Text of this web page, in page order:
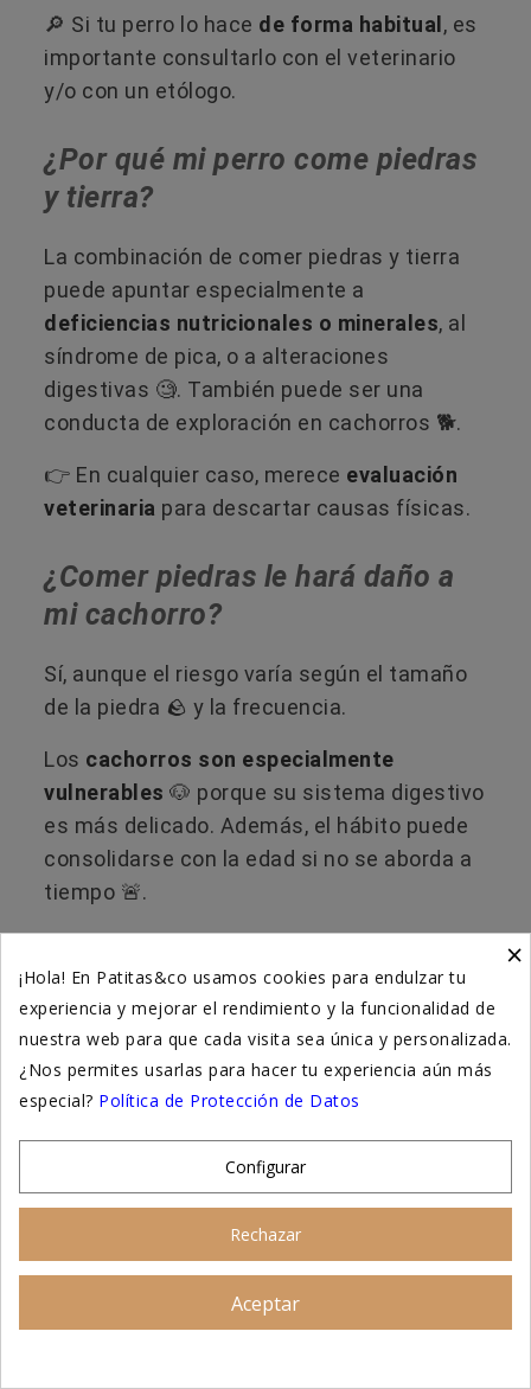
🔎​ Si tu perro lo hace de forma habitual , es
importante consultarlo con el veterinario
y/o con un etólogo.
¿Por qué mi perro come piedras
y tierra?
La combinación de comer piedras y tierra
puede apuntar especialmente a
deficiencias nutricionales o minerales, al
síndrome de pica, o a alteraciones
digestivas 🧐. También puede ser una
conducta de exploración en cachorros 🐕.
👉​ En cualquier caso, merece evaluación
veterinaria para descartar causas físicas.
¿Comer piedras le hará daño a
mi cachorro?
Sí, aunque el riesgo varía según el tamaño
de la piedra 🪨 y la frecuencia.
Los cachorros son especialmente
vulnerables 🐶 porque su sistema digestivo
es más delicado. Además, el hábito puede
consolidarse con la edad si no se aborda a
tiempo 🚨.
permanecer una piedra en el
estómago de un perro?
Una piedra pequeña suele eliminarse
o tiene bordes irregulares, puede quedar
retenida más tiempo o no pasar en
🆘​ Si en 48 horas no aparece en las heces y
muestra síntomas
Asesoramiento personalizado
×
¡Hola! En Patitas&co usamos cookies para endulzar tu
experiencia y mejorar el rendimiento y la funcionalidad de
nuestra web para que cada visita sea única y personalizada.
¿Nos permites usarlas para hacer tu experiencia aún más
especial? Política de Protección de Datos
Configurar
Rechazar
Aceptar